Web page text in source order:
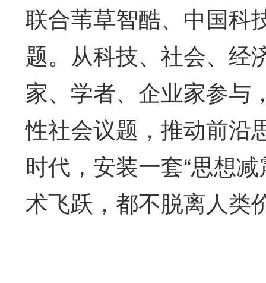
联合苇草智酷、中国科
题。从科技、社会、经
家、学者、企业家参与
性社会议题，推动前沿
时代，安装一套“思想
术飞跃，都不脱离人类